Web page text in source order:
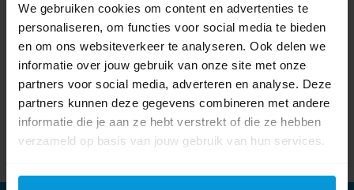
We gebruiken cookies om content en advertenties te
personaliseren, om functies voor social media te bieden
en om ons websiteverkeer te analyseren. Ook delen we
informatie over jouw gebruik van onze site met onze
partners voor social media, adverteren en analyse. Deze
partners kunnen deze gegevens combineren met andere
informatie die je aan ze hebt verstrekt of die ze hebben
verzameld op basis van jouw gebruik van hun services.
Onze nieuwsbrief
Meld je aan
Meld je aan voor onze nieuwsbrief en blijf op de hoogte van het laatste
nieuws en onze nieuwste producten.